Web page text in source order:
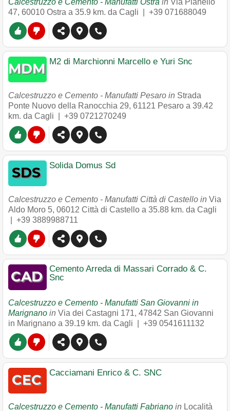
Calcestruzzo e Cemento - Manufatti Ostra in Via Pianello
47, 60010 Ostra a 35.9 km. da Cagli | +39 071688049
M2 di Marchionni Marcello e Yuri Snc
Calcestruzzo e Cemento - Manufatti Pesaro in Strada
Ponte Nuovo della Ranocchia 29, 61121 Pesaro a 39.42
km. da Cagli | +39 0721270249
Solida Domus Sd
Calcestruzzo e Cemento - Manufatti Città di Castello in Via
Aldo Moro 5, 06012 Città di Castello a 35.88 km. da Cagli
+39 3889988711
Cemento Arreda di Massari Corrado & C.
Snc
Calcestruzzo e Cemento - Manufatti San Giovanni in
Marignano in Via dei Castagni 171, 47842 San Giovanni
in Marignano a 39.19 km. da Cagli | +39 0541611132
Cacciamani Enrico & C. SNC
Calcestruzzo e Cemento - Manufatti Fabriano in Località